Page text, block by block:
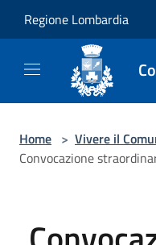
Regione Lombardia
Home > Vivere il
Convocazione